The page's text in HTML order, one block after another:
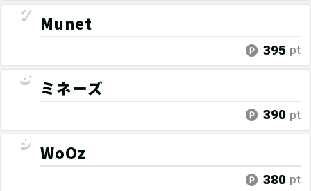
Munet
395 pt
ミネーズ
390 pt
WoOz
380 pt